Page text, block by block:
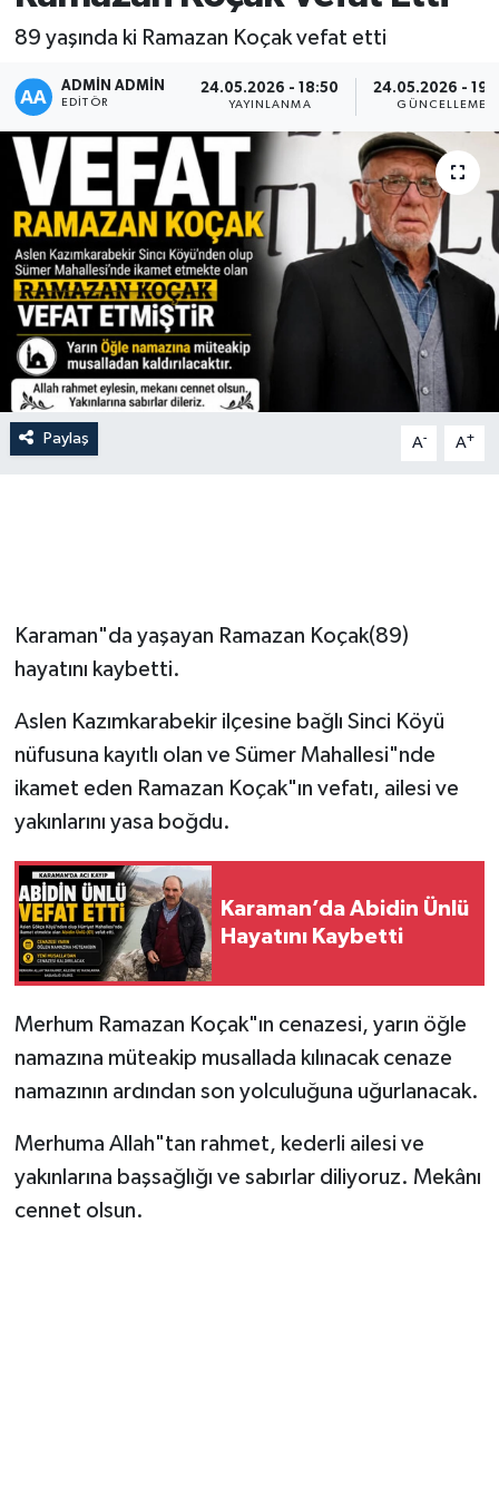
89 yaşında ki Ramazan Koçak vefat etti
ADMIN ADMIN
EDITÖR
24.05.2026 - 18:50
YAYINLANMA
24.05.2026 -
GÜNCELLEME
Paylaş A- A+
Karaman"da yaşayan Ramazan Koçak(89)
hayatını kaybetti.
Aslen Kazımkarabekir ilçesine bağlı Sinci Köyü
nüfusuna kayıtlı olan ve Sümer Mahallesi"nde
ikamet eden Ramazan Koçak"ın vefatı, ailesi ve
yakınlarını yasa boğdu.
Karaman’da Abidin Ünlü
Hayatını Kaybetti
Merhum Ramazan Koçak"ın cenazesi, yarın öğle
namazına müteakip musallada kılınacak cenaze
namazının ardından son yolculuğuna uğurlanacak.
Merhuma Allah"tan rahmet, kederli ailesi ve
yakınlarına başsağlığı ve sabırlar diliyoruz. Mekânı
cennet olsun.
Siyaset
Spor
Vefat Edenler
Video Galeri
Yaşam